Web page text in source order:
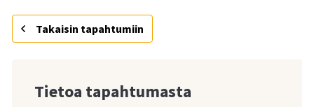
Takaisin tapahtumiin
Tietoa tapahtumasta